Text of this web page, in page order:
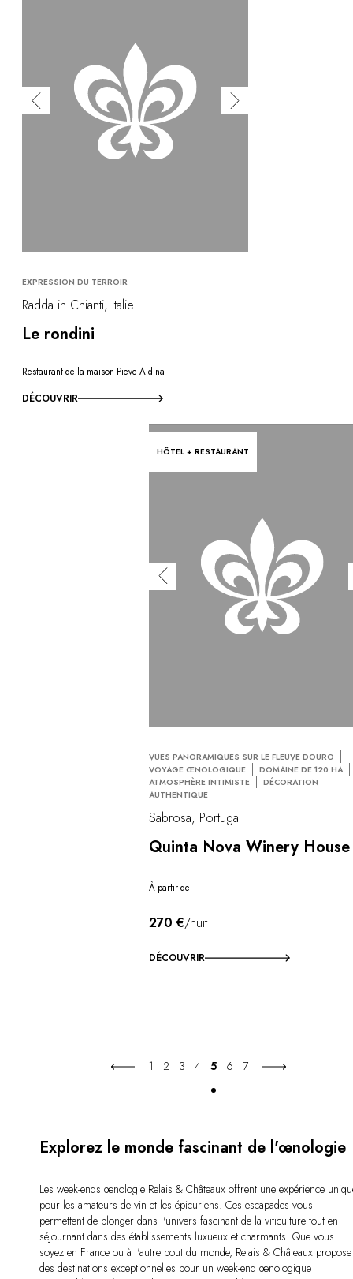
EXPRESSION DU TERROIR
Radda in Chianti, Italie
Le rondini
Restaurant de la maison Pieve Aldina
DÉCOUVRIR
HÔTEL + RESTAURANT
VUES PANORAMIQUES SUR LE FLEUVE DOURO
VOYAGE ŒNOLOGIQUE
DOMAINE DE 120 HA
ATMOSPHÈRE INTIMISTE
DÉCORATION
AUTHENTIQUE
Sabrosa, Portugal
Quinta Nova Winery House
À partir de
270 €/nuit
DÉCOUVRIR
1 2 3 4 5 6 7
Explorez le monde fascinant de l'œnologie
Les week-ends œnologie Relais & Châteaux offrent une expérience
pour les amateurs de vin et les épicuriens. Ces escapades vous
permettent de plonger dans l'univers fascinant de la viticulture tout en
séjournant dans des établissements luxueux et charmants. Que vous
soyez en France ou à l'autre bout du monde, Relais & Châteaux propose
des destinations exceptionnelles pour un week-end œnologique